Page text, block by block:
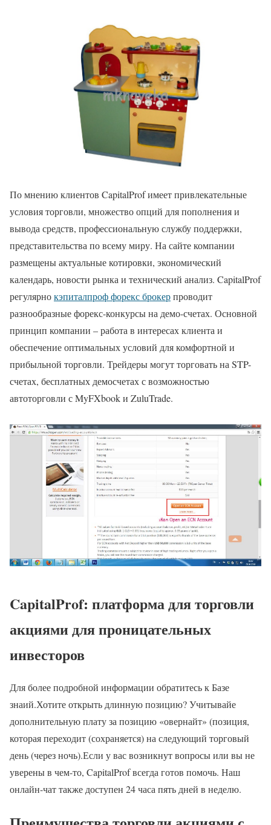
По мнению клиентов CapitalProf имеет привлекательные
условия торговли, множество опций для пополнения и
вывода средств, профессиональную службу поддержки,
представительства по всему миру. На сайте компании
размещены актуальные котировки, экономический
календарь, новости рынка и технический анализ. CapitalProf
регулярнокэпиталпроф форекс брокерпроводит
разнообразные форекс-конкурсы на демо-счетах. Основной
принцип компании – работа в интересах клиента и
обеспечение оптимальных условий для комфортной и
прибыльной торговли. Трейдеры могут торговать на STP-
счетах, бесплатных демосчетах с возможностью
автоторговли с MyFXbook и ZuluTrade.
CapitalProf: платформа для торговли
акциями для проницательных
инвесторов
Для более подробной информации обратитесь к Базе
знаий.Хотите открыть длинную позицию? Учитывайе
дополнительную плату за позицию «овернайт» (позиция,
которая переходит (сохраняется) на следующий торговый
день (через ночь).Если у вас возникнут вопросы или вы не
уверены в чем-то, CapitalProf всегда готов помочь. Наш
онлайн-чат также доступен 24 часа пять дней в неделю.